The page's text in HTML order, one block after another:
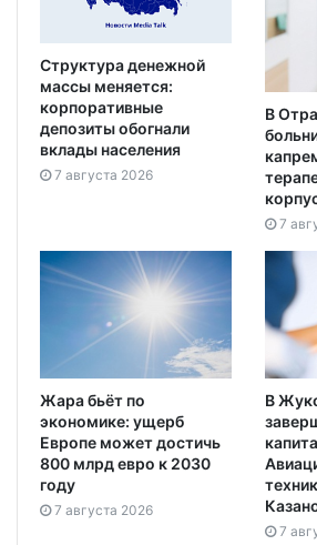
Структура денежной
массы меняется:
корпоративные
депозиты обогнали
вклады населения
7 августа 2026
В
7
Жара бьёт по
экономике: ущерб
Европе может достичь
800 млрд евро к 2030
году
7 августа 2026
В
7